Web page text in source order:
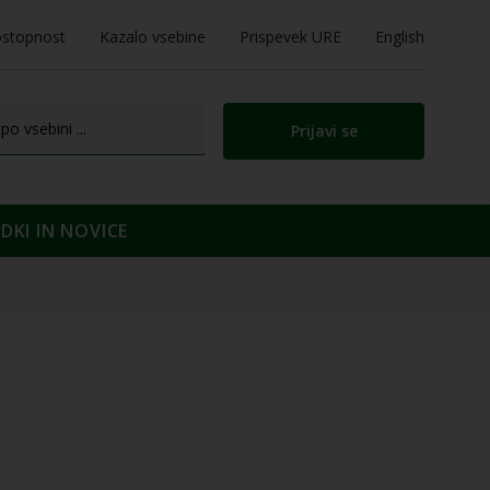
Kazalo vsebine Prispevek URE English
Prijavi se
IN NOVICE